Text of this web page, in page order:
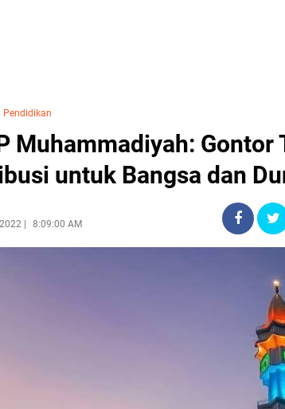
Pendidikan
Muhammadiyah: Gontor
untuk Bangsa dan
8:09:00 AM